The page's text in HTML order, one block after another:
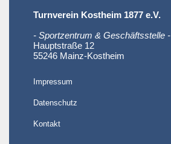
Turnverein Kostheim 1877 e.V.
- Sportzentrum & Geschäftsstelle -
Hauptstraße 12
55246 Mainz-Kostheim
Impressum
Datenschutz
Kontakt